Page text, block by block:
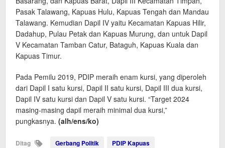
Pasak Talawang, Kapuas Hulu, Kapuas Tengah dan Mandau
Talawang. Kemudian Dapil IV yaitu Kecamatan Kapuas Hilir,
Dadahup, Pulau Petak dan Kapuas Murung, dan untuk Dapil
V Kecamatan Tamban Catur, Bataguh, Kapuas Kuala dan
Kapuas Timur.
Pada Pemilu 2019, PDIP meraih enam kursi, yang diperoleh
dari Dapil I satu kursi, Dapil II satu kursi, Dapil III dua kursi,
Dapil IV satu kursi dan Dapil V satu kursi. “Target 2024
masing-masing dapil meraih minimal dua kursi,”
pungkasnya. (alh/ens/ko)
Ditag Gerbang Politik PDIP Kapuas